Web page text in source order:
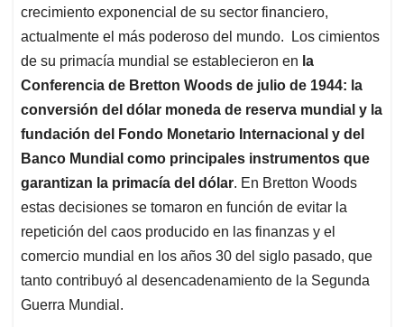
crecimiento exponencial de su sector financiero,
actualmente el más poderoso del mundo. Los cimientos
de su primacía mundial se establecieron en la
Conferencia de Bretton Woods de julio de 1944: la
conversión del dólar moneda de reserva mundial y la
fundación del Fondo Monetario Internacional y del
Banco Mundial como principales instrumentos que
garantizan la primacía del dólar. En Bretton Woods
estas decisiones se tomaron en función de evitar la
repetición del caos producido en las finanzas y el
comercio mundial en los años 30 del siglo pasado, que
tanto contribuyó al desencadenamiento de la Segunda
Guerra Mundial.